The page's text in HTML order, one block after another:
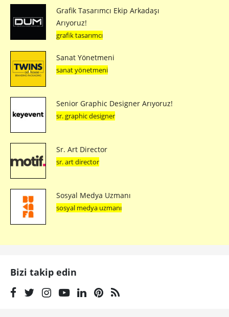
Grafik Tasarımcı Ekip Arkadaşı
Arıyoruz!
grafik tasarımcı
Sanat Yönetmeni
sanat yönetmeni
Senior Graphic Designer Arıyoruz!
sr. graphic designer
Sr. Art Director
sr. art director
Sosyal Medya Uzmanı
sosyal medya uzmanı
Bizi takip edin